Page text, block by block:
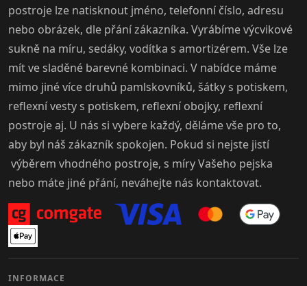
postroje lze natisknout jméno, telefonní číslo, adresu
nebo obrázek, dle přání zákazníka. Vyrábíme výcvikové
sukně na míru, sedáky, vodítka s amortizérem. Vše lze
mít ve sladěné barevné kombinaci. V nabídce máme
mimo jiné více druhů pamlskovníků, šátky s potiskem,
reflexní vesty s potiskem, reflexní obojky, reflexní
postroje aj. U nás si vybere každý, děláme vše pro to,
aby byl náš zákazník spokojen. Pokud si nejste jistí
výběrem vhodného postroje, s míry Vašeho pejska
nebo máte jiné přání, neváhejte nás kontaktovat.
INFORMACE